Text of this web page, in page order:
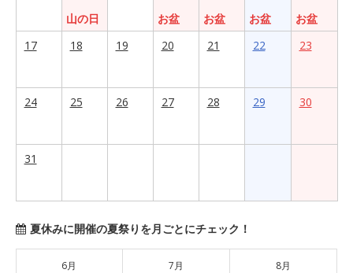
山の日
お盆
お盆
お盆
お盆
17
18 19 20 21 22 23
24 25 26 27 28 29 30
31
夏休みに開催の夏祭りを月ごとにチェック！
6月 7月 8月